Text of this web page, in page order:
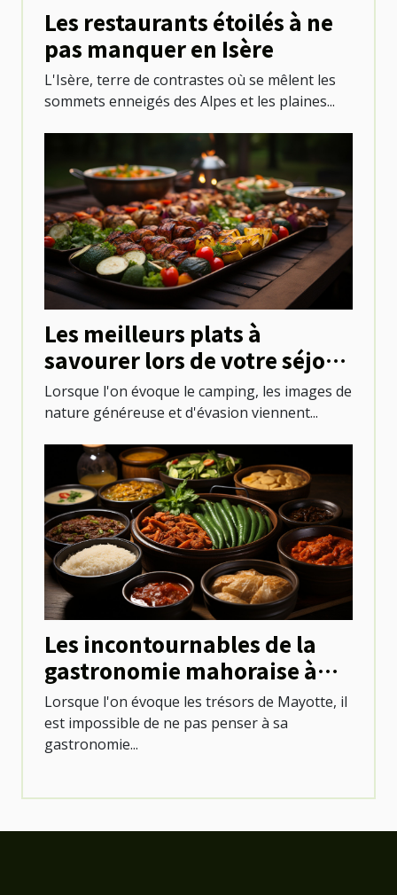
Les restaurants étoilés à ne
pas manquer en Isère
L'Isère, terre de contrastes où se mêlent les
sommets enneigés des Alpes et les plaines...
Les meilleurs plats à
savourer lors de votre séjour
en camping
Lorsque l'on évoque le camping, les images de
nature généreuse et d'évasion viennent...
Les incontournables de la
gastronomie mahoraise à
savourer lors d'une sortie en
bateau
Lorsque l'on évoque les trésors de Mayotte, il
est impossible de ne pas penser à sa
gastronomie...